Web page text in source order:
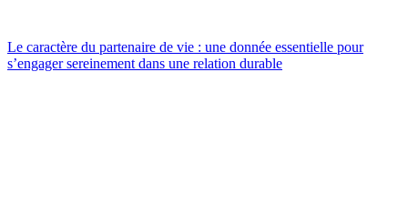
Le caractère du partenaire de vie : une donnée essentielle pour
s’engager sereinement dans une relation durable